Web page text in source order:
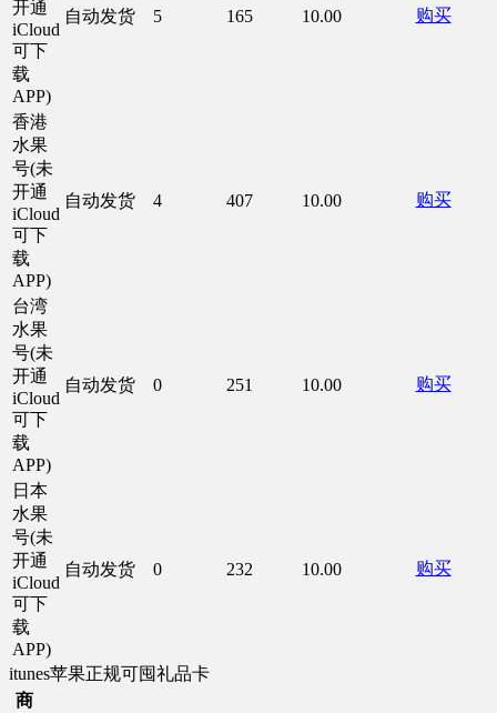
开通
iCloud
可下
载
APP)
自动发货 5 165 10.00 购买
香港
水果
号(未
开通
iCloud
可下
载
APP)
自动发货 4 407 10.00 购买
台湾
水果
号(未
开通
iCloud
可下
载
APP)
自动发货 0 251 10.00 购买
日本
水果
号(未
开通
iCloud
可下
载
APP)
自动发货 0 232 10.00 购买
itunes苹果正规可囤礼品卡
商